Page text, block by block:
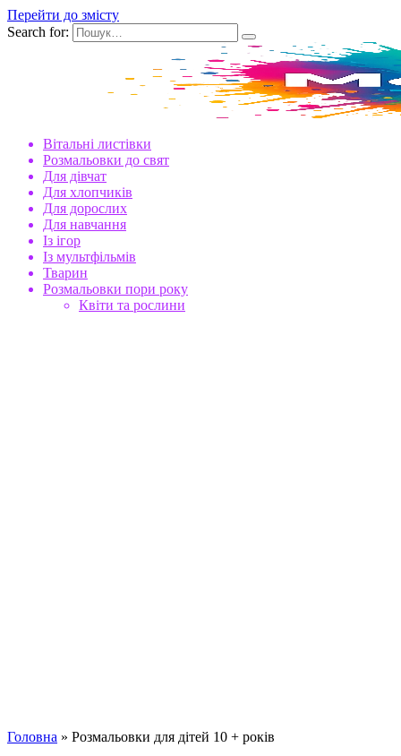
Перейти до змісту
Search for:
Вітальні листівки
Розмальовки до свят
Для дівчат
Для хлопчиків
Для дорослих
Для навчання
Із ігор
Із мультфільмів
Тварин
Розмальовки пори року
Квіти та рослини
Головна » Розмальовки для дітей 10 + років